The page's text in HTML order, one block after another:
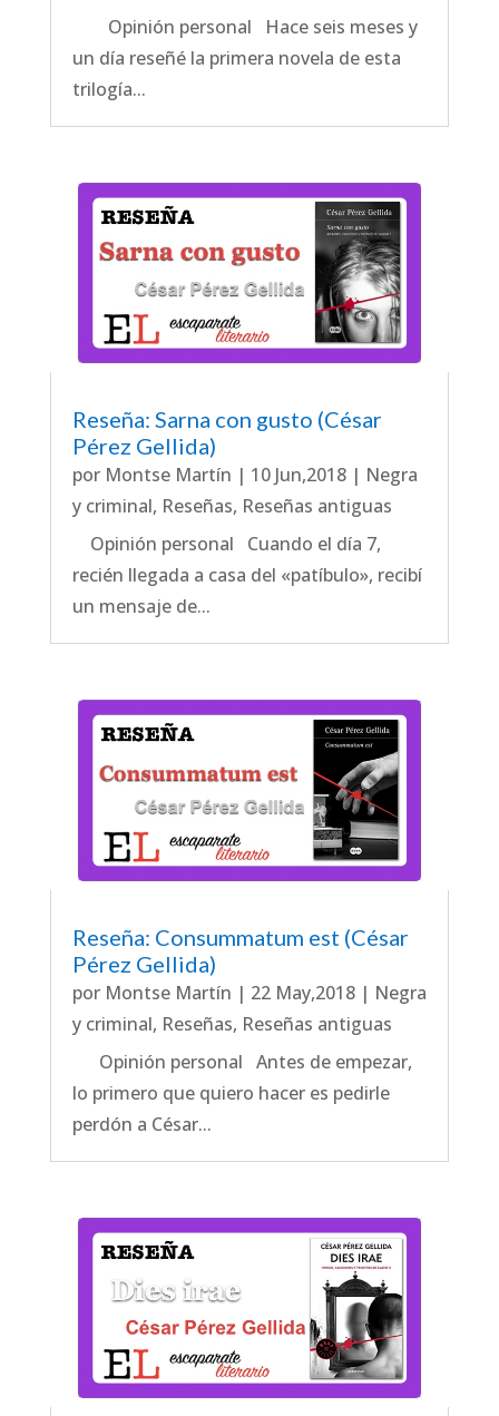
Opinión personal Hace seis meses y
un día reseñé la primera novela de esta
trilogía...
Reseña: Sarna con gusto (César
Pérez Gellida)
por Montse Martín | 10 Jun,2018| Negra
y criminal, Reseñas, Reseñas antiguas
Opinión personal Cuando el día 7,
recién llegada a casa del «patíbulo», recibí
un mensaje de...
Reseña: Consummatum est (César
Pérez Gellida)
por Montse Martín | 22 May,2018| Negra
y criminal, Reseñas, Reseñas antiguas
Opinión personal Antes de empezar,
lo primero que quiero hacer es pedirle
perdón a César...